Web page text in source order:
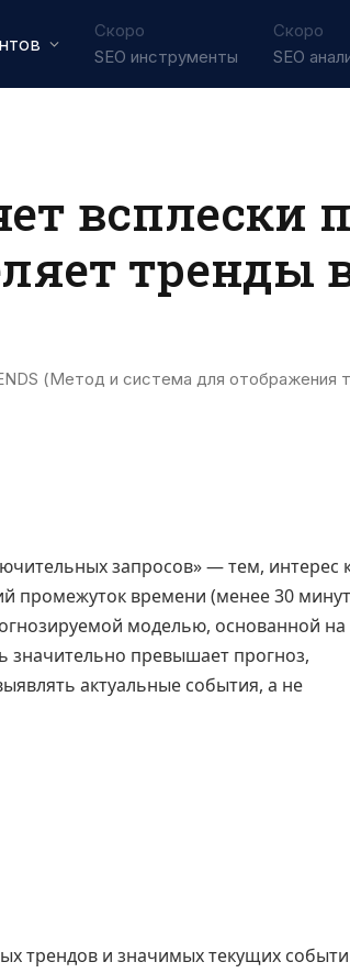
Скоро
SEO инструменты
Скоро
SEO
всплески
тренды
(Метод и система для
запросов» — тем, интерес
промежуток времени (менее 30
моделью, основанной на
значительно превышает прогноз,
актуальные события, а не
трендов и значимых текущих